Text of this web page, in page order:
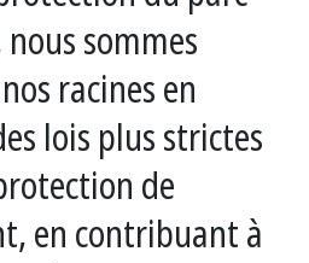
sommes
racines en
lois plus strictes
de
en contribuant à